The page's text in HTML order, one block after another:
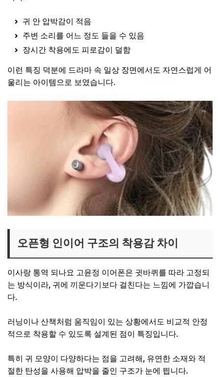
귀 안 압박감이 적음
주변 소리를 어느 정도 들을 수 있음
장시간 착용에도 피로감이 덜함
이런 특징 덕분에 드라마 속 일상 장면에서도 자연스럽게 어
울리는 아이템으로 보였습니다.
오픈형 인이어 구조의 착용감 차이
이사랑 통역 되나요 고윤정 이어폰은 귓바퀴를 따라 고정되
는 방식이라, 귀에 끼운다기보다 걸친다는 느낌에 가깝습니
다.
러닝이나 산책처럼 움직임이 있는 상황에서도 비교적 안정
적으로 착용할 수 있도록 설계된 점이 특징입니다.
특히 귀 모양이 다양하다는 점을 고려해, 유연한 소재와 적
절한 탄성을 사용해 압박을 줄인 구조가 눈에 띕니다.